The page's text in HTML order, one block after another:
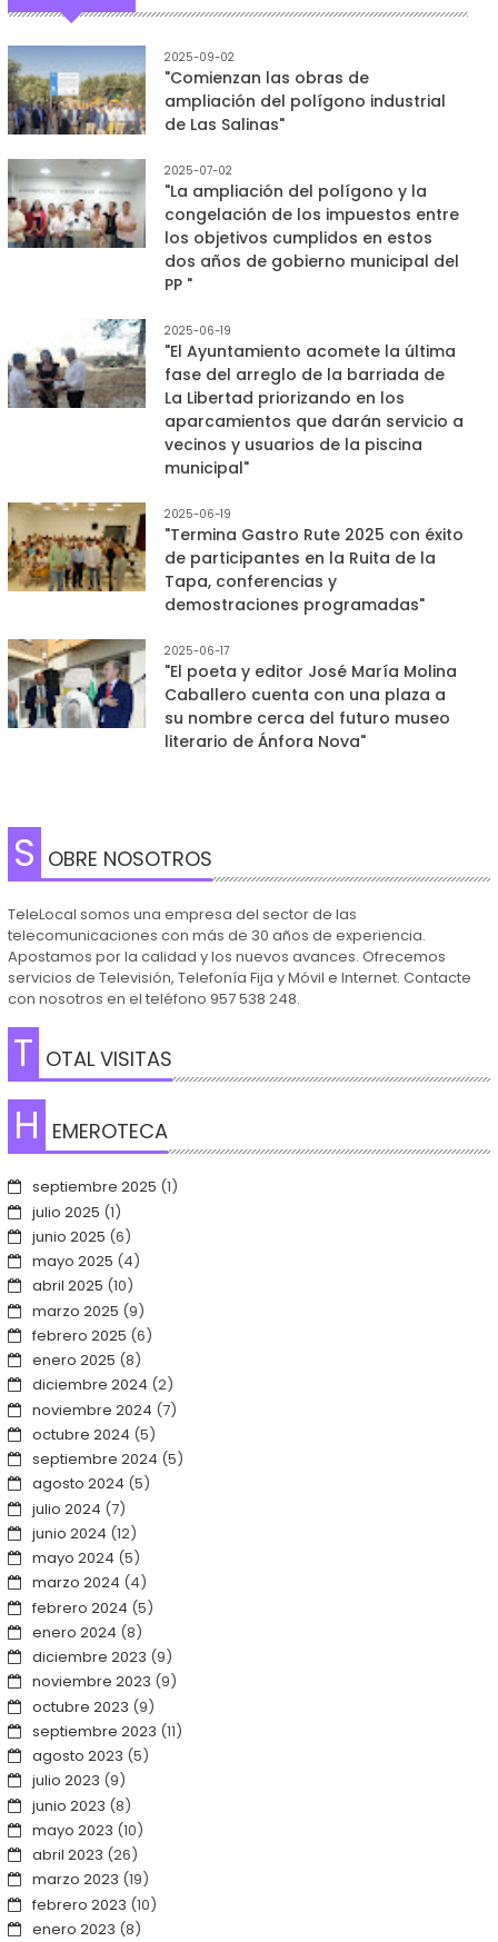
2025-09-02
"Comienzan las obras de
ampliación del polígono industrial
de Las Salinas"
2025-07-02
"La ampliación del polígono y la
congelación de los impuestos entre
los objetivos cumplidos en estos
dos años de gobierno municipal del
PP "
2025-06-19
"El Ayuntamiento acomete la última
fase del arreglo de la barriada de
La Libertad priorizando en los
aparcamientos que darán servicio a
vecinos y usuarios de la piscina
municipal"
2025-06-19
"Termina Gastro Rute 2025 con éxito
de participantes en la Ruita de la
Tapa, conferencias y
demostraciones programadas"
2025-06-17
"El poeta y editor José María Molina
Caballero cuenta con una plaza a
su nombre cerca del futuro museo
literario de Ánfora Nova"
S OBRE NOSOTROS
TeleLocal somos una empresa del sector de las
telecomunicaciones con más de 30 años de experiencia.
Apostamos por la calidad y los nuevos avances. Ofrecemos
servicios de Televisión, Telefonía Fija y Móvil e Internet. Contacte
con nosotros en el teléfono 957 538 248.
T OTAL VISITAS
H EMEROTECA
septiembre 2025 (1)
julio 2025 (1)
junio 2025 (6)
mayo 2025 (4)
abril 2025 (10)
marzo 2025 (9)
febrero 2025 (6)
enero 2025 (8)
diciembre 2024 (2)
noviembre 2024 (7)
octubre 2024 (5)
septiembre 2024 (5)
agosto 2024 (5)
julio 2024 (7)
junio 2024 (12)
mayo 2024 (5)
marzo 2024 (4)
febrero 2024 (5)
enero 2024 (8)
diciembre 2023 (9)
noviembre 2023 (9)
octubre 2023 (9)
septiembre 2023 (11)
agosto 2023 (5)
julio 2023 (9)
junio 2023 (8)
mayo 2023 (10)
abril 2023 (26)
marzo 2023 (19)
febrero 2023 (10)
enero 2023 (8)